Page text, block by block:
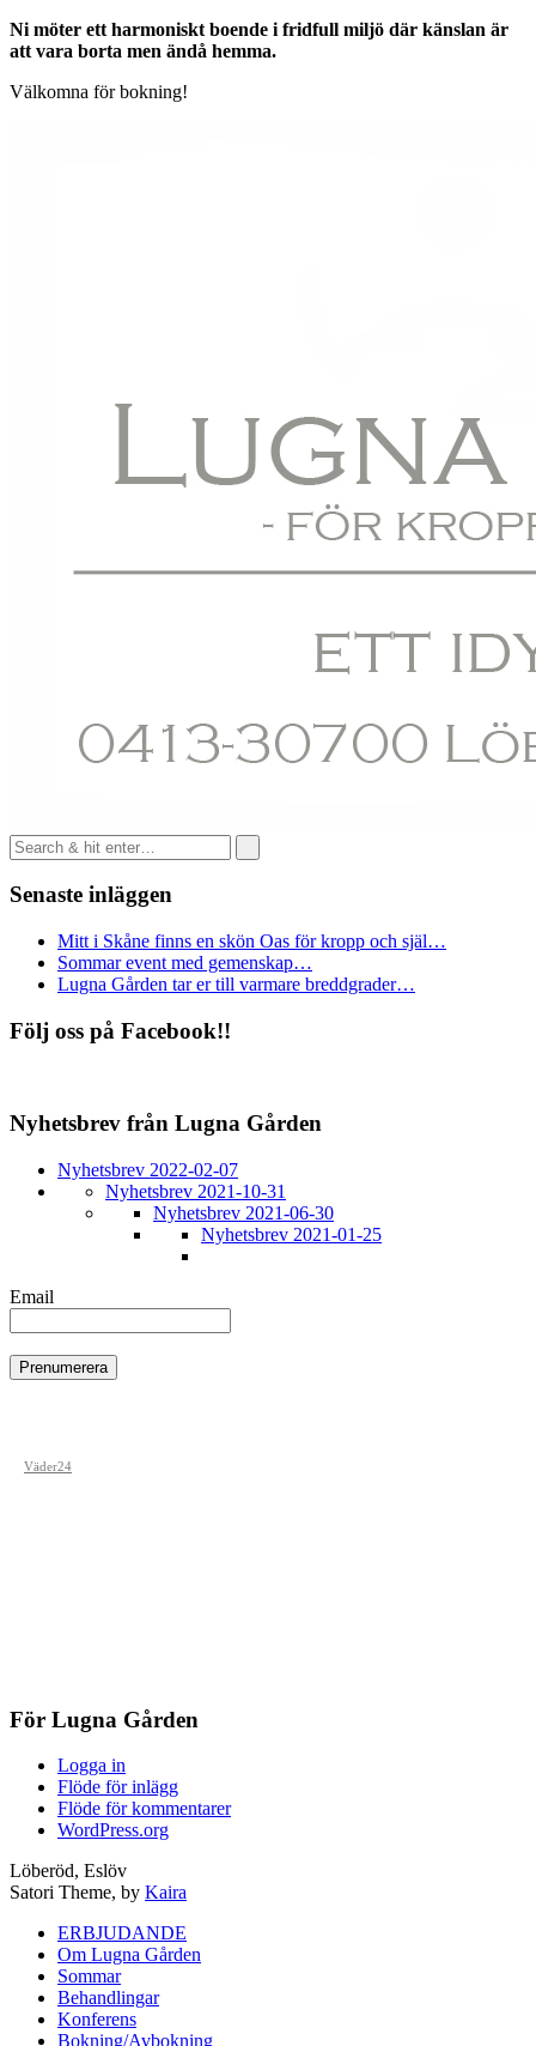
Ni möter ett harmoniskt boende i fridfull miljö där känslan är
att vara borta men ändå hemma.
Välkomna för bokning!
Senaste inläggen
Mitt i Skåne finns en skön Oas för kropp och själ…
Sommar event med gemenskap…
Lugna Gården tar er till varmare breddgrader…
Följ oss på Facebook!!
Nyhetsbrev från Lugna Gården
Nyhetsbrev 2022-02-07
Nyhetsbrev 2021-10-31
Nyhetsbrev 2021-06-30
Nyhetsbrev 2021-01-25
Email
Väder24
För Lugna Gården
Logga in
Flöde för inlägg
Flöde för kommentarer
WordPress.org
Löberöd, Eslöv
Satori Theme, by Kaira
ERBJUDANDE
Om Lugna Gården
Sommar
Behandlingar
Konferens
Bokning/Avbokning